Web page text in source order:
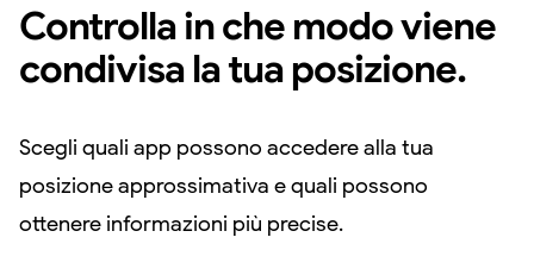
Controlla in che modo viene
condivisa la tua posizione.
Scegli quali app possono accedere alla tua
posizione approssimativa e quali possono
ottenere informazioni più precise.